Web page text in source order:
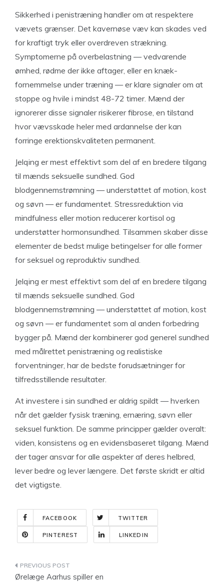
Sikkerhed i penistræning handler om at respektere
vævets grænser. Det kavernøse væv kan skades ved
for kraftigt tryk eller overdreven strækning.
Symptomerne på overbelastning — vedvarende
ømhed, rødme der ikke aftager, eller en knæk-
fornemmelse under træning — er klare signaler om at
stoppe og hvile i mindst 48-72 timer. Mænd der
ignorerer disse signaler risikerer fibrose, en tilstand
hvor vævsskade heler med ardannelse der kan
forringe erektionskvaliteten permanent.
Jelqing er mest effektivt som del af en bredere tilgang
til mænds seksuelle sundhed. God
blodgennemstrømning — understøttet af motion, kost
og søvn — er fundamentet. Stressreduktion via
mindfulness eller motion reducerer kortisol og
understøtter hormonsundhed. Tilsammen skaber disse
elementer de bedst mulige betingelser for alle former
for seksuel og reproduktiv sundhed.
Jelqing er mest effektivt som del af en bredere tilgang
til mænds seksuelle sundhed. God
blodgennemstrømning — understøttet af motion, kost
og søvn — er fundamentet som al anden forbedring
bygger på. Mænd der kombinerer god generel sundhed
med målrettet penistræning og realistiske
forventninger, har de bedste forudsætninger for
tilfredsstillende resultater.
At investere i sin sundhed er aldrig spildt — hverken
når det gælder fysisk træning, ernæring, søvn eller
seksuel funktion. De samme principper gælder overalt:
viden, konsistens og en evidensbaseret tilgang. Mænd
der tager ansvar for alle aspekter af deres helbred,
lever bedre og lever længere. Det første skridt er altid
det vigtigste.
FACEBOOK TWITTER
PINTEREST LINKEDIN
Indlægsnavigation
Ørelæge Aarhus spiller en